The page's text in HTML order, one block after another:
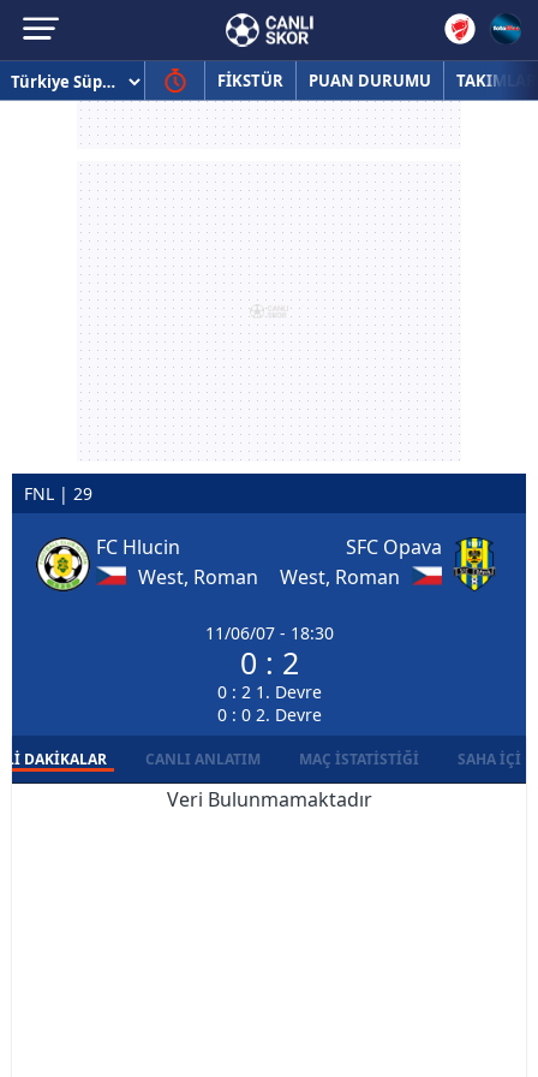
FİKSTÜR PUAN DURUMU TAKIMLAR
FNL | 29
FC Hlucin
West, Roman
11/06/07 - 18:30
0 : 2
0 : 2 1. Devre
0 : 0 2. Devre
SFC Opava
West, Roman
DAKIKALAR CANLI ANLATIM MAÇ İSTATISTIĞI SAHA İÇI
Veri Bulunmamaktadır